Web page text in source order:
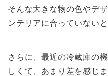
そんな大きな物の色やデ
ンテリアに合っていない
さらに、最近の冷蔵庫の
しくて、あまり差を感じま